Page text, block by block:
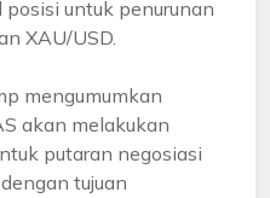
untuk penurunan
XAU/USD.
mengumumkan
akan melakukan
putaran negosiasi
tujuan